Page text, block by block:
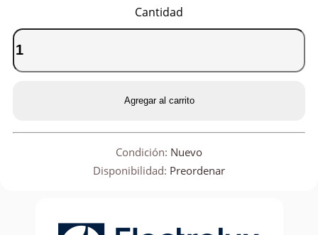
Cantidad
Agregar al carrito
Condición: Nuevo
Disponibilidad: Preordenar